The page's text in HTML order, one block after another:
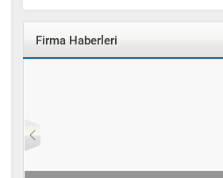
Firma Haberleri